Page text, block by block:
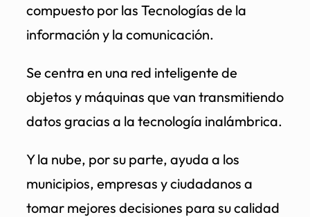
compuesto por las Tecnologías de la
información y la comunicación.
Se centra en una red inteligente de
objetos y máquinas que van transmitiendo
datos gracias a la tecnología inalámbrica.
Y la nube, por su parte, ayuda a los
municipios, empresas y ciudadanos a
tomar mejores decisiones para su calidad